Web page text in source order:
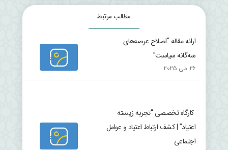
مطالب مرتبط
ارائه مقاله “اصلاح عرصه‌های
سه‌گانه سیاست”
26 می 2025
کارگاه تخصصی “تجربه زیسته
اعتیاد” | کشف ارتباط اعتیاد و عوامل
اجتماعی